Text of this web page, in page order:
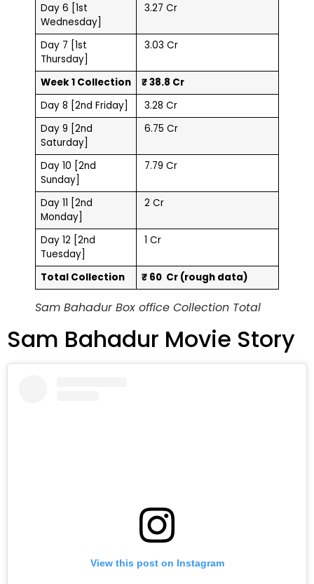
Day 6 [1st
Wednesday]
₹ 3.27 Cr
Day 7 [1st
Thursday]
₹ 3.03 Cr
Week 1 Collection
₹ 38.8 Cr
Day 8 [2nd Friday]
₹ 3.28 Cr
Day 9 [2nd
Saturday]
₹ 6.75 Cr
Day 10 [2nd
Sunday]
₹ 7.79 Cr
Day 11 [2nd
Monday]
₹ 2 Cr
Day 12 [2nd
Tuesday]
₹ 1 Cr
Total Collection ₹ 60 Cr (rough data)
Sam Bahadur Box office Collection Total
Sam Bahadur Movie Story
View this post on Instagram